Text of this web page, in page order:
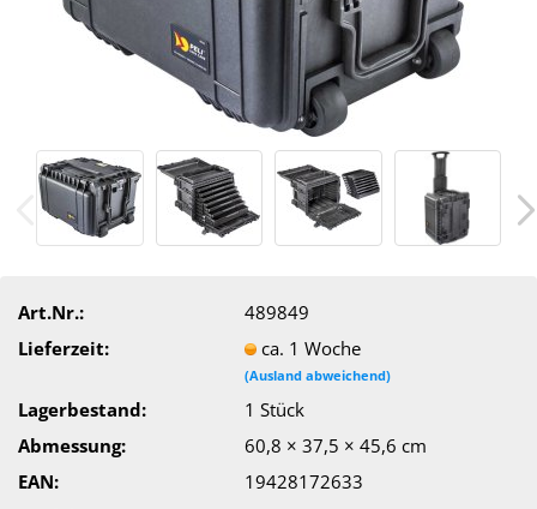
Art.Nr.:
489849
Lieferzeit:
ca. 1 Woche
(Ausland abweichend)
Lagerbestand: 1Stück
Abmessung:
60,8 × 37,5 × 45,6 cm
EAN:
19428172633